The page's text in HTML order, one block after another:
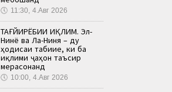
🕔 11:30, 4.Авг 2026
ТАҒЙИРЁБИИ ИҚЛИМ. Эл-
Нинё ва Ла-Ниня – ду
ҳодисаи табиие, ки ба
иқлими ҷаҳон таъсир
мерасонанд
🕔 10:00, 4.Авг 2026